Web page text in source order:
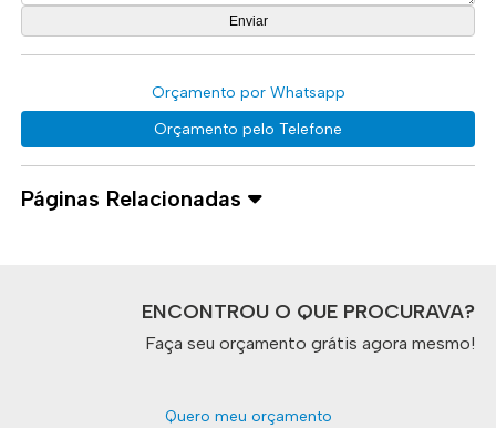
Orçamento por Whatsapp
Orçamento pelo Telefone
Páginas Relacionadas
ENCONTROU O QUE PROCURAVA?
Faça seu orçamento grátis agora mesmo!
Quero meu orçamento